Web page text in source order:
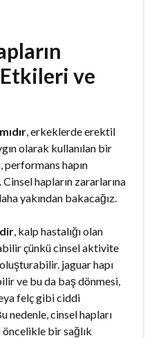
Etkileri ve
, erkeklerde erektil
olarak kullanılan bir
performans hapın
hapların zararlarına
yakından bakacağız.
, kalp hastalığı olan
çünkü cinsel aktivite
jaguar hapı
ve bu da baş dönmesi,
felç gibi ciddi
nedenle, cinsel hapları
öncelikle bir sağlık